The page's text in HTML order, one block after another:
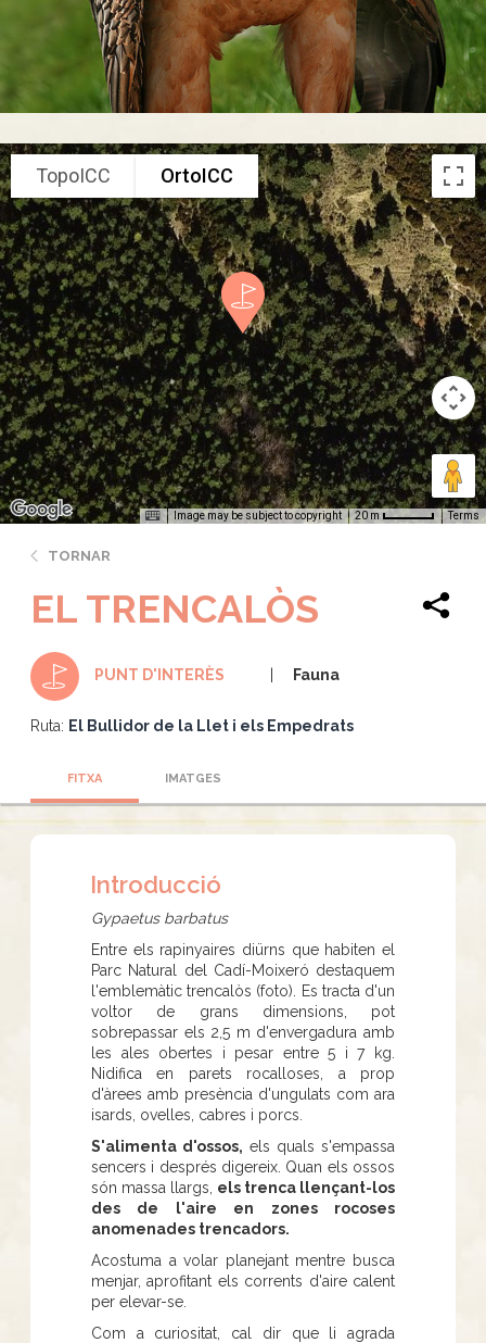
TopoICC OrtoICC
Image may be subject to copyright 20 m Terms
TORNAR
EL TRENCALÒS
PUNT D'INTERÈS Fauna
Ruta: El Bullidor de la Llet i els Empedrats
FITXA IMATGES
Introducció
Gypaetus barbatus
Entre els rapinyaires diürns que habiten el
Parc Natural del Cadí-Moixeró destaquem
l'emblemàtic trencalòs (foto). Es tracta d'un
voltor de grans dimensions, pot
sobrepassar els 2,5 m d'envergadura amb
les ales obertes i pesar entre 5 i 7 kg.
Nidifica en parets rocalloses, a prop
d'àrees amb presència d'ungulats com ara
isards, ovelles, cabres i porcs.
S'alimenta d'ossos, els quals s'empassa
sencers i després digereix. Quan els ossos
són massa llargs, els trenca llençant-los
des de l'aire en zones rocoses
anomenades trencadors.
Acostuma a volar planejant mentre busca
menjar, aprofitant els corrents d'aire calent
per elevar-se.
Com a curiositat, cal dir que li agrada